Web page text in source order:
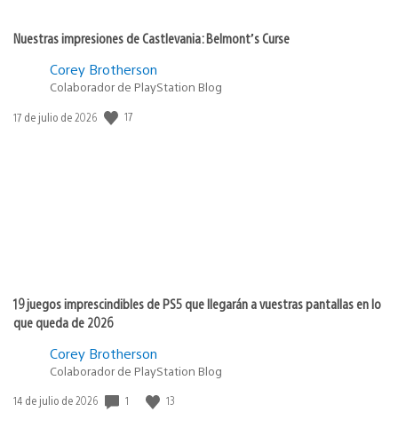
Nuestras impresiones de Castlevania: Belmont’s Curse
Corey Brotherson
Colaborador de PlayStation Blog
Fecha
17 de julio de 2026 17
19 juegos imprescindibles de PS5 que llegarán a vuestras pantallas en lo
que queda de 2026
Corey Brotherson
Colaborador de PlayStation Blog
Fecha
14 de julio de 2026 1 13